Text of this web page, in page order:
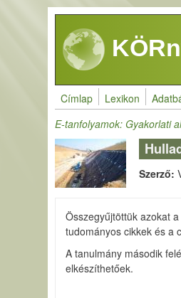
Ugrás a tartalomra
Címlap Lexikon
E-tanfolyamok: Gyakorlati
Szerző:
Összegyűjtöttük azokat
tudományos cikkek és a
A tanulmány második
elkészíthetőek.